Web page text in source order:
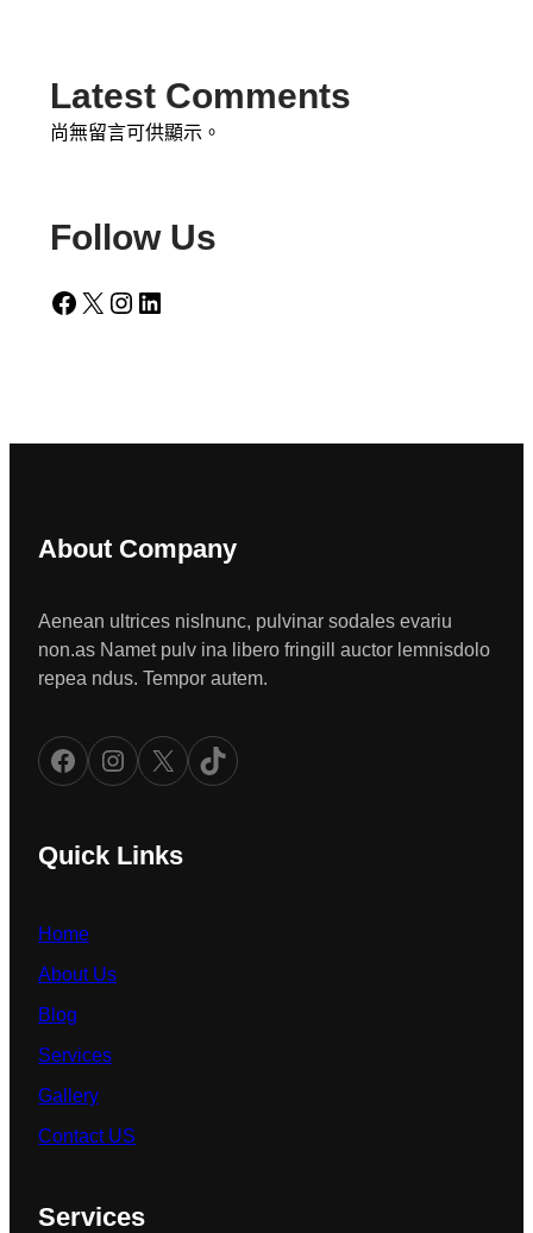
Latest Comments
尚無留言可供顯示。
Follow Us
Facebook X Instagram LinkedIn
About Company
Aenean ultrices nislnunc, pulvinar sodales evariu
non.as Namet pulv ina libero fringill auctor lemnisdolo
repea ndus. Tempor autem.
Facebook Instagram X TikTok
Quick Links
Home
About Us
Blog
Services
Gallery
Contact US
Services